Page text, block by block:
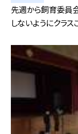
先週から飼育委員
しないようにクラス